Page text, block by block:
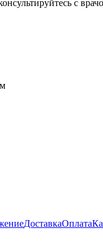
с
ДоставкаОплата